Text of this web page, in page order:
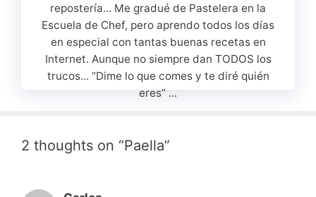
repostería... Me gradué de Pastelera en la
Escuela de Chef, pero aprendo todos los días
en especial con tantas buenas recetas en
Internet. Aunque no siempre dan TODOS los
trucos... “Dime lo que comes y te diré quién
eres” ...
2 thoughts on “Paella”